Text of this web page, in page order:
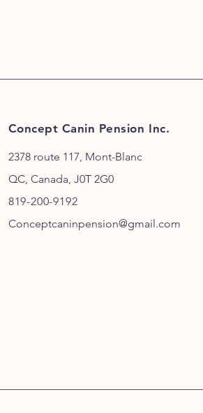
Concept Canin Pension Inc.
2378 route 117, Mont-Blanc
QC, Canada, J0T 2G0
819-200-9192
Conceptcaninpension@gmail.com